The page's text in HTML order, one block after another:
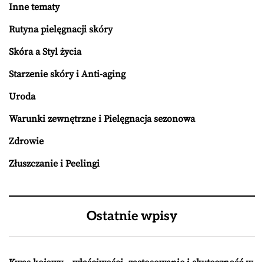
Inne tematy
Rutyna pielęgnacji skóry
Skóra a Styl życia
Starzenie skóry i Anti-aging
Uroda
Warunki zewnętrzne i Pielęgnacja sezonowa
Zdrowie
Złuszczanie i Peelingi
Ostatnie wpisy